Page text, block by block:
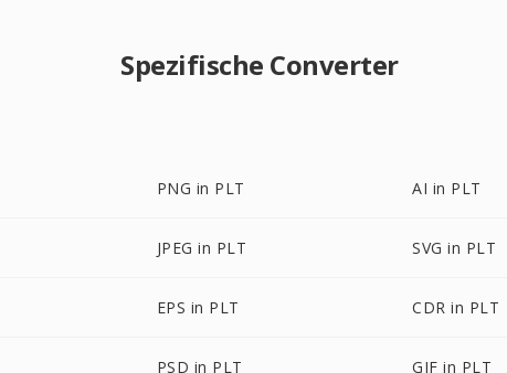
Spezifische Converter
PNG in PLT AI in PLT
JPEG in PLT SVG in PLT
EPS in PLT CDR in PLT
PSD in PLT GIF in PLT